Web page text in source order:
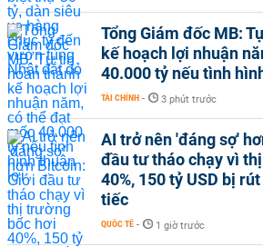
Tổng Giám đốc MB:
kế hoạch lợi nhuận
40.000 tỷ nếu tình
TÀI CHÍNH - 3 phút trước
AI trở nên 'đáng sợ'
đầu tư tháo chạy vì
40%, 150 tỷ USD bị
tiếc
QUỐC TẾ - 1 giờ trước